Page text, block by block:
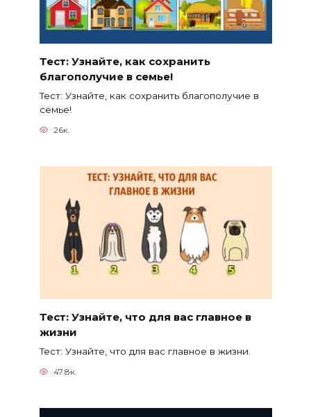
Тест: Узнайте, как сохранить
благополучие в семье!
Тест: Узнайте, как сохранить благополучие в
семье!
26к.
Тест: Узнайте, что для вас главное в
жизни
Тест: Узнайте, что для вас главное в жизни.
47.8к.